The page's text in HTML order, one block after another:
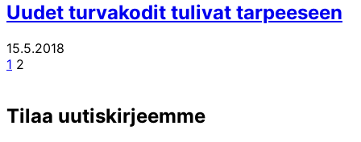
Uudet turvakodit tulivat tarpeeseen
15.5.2018
Edellinen
Sivu
1 Sivu
2
Tilaa uutiskirjeemme